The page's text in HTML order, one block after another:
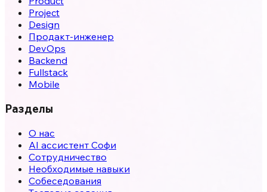
Project
Design
Продакт-инженер
DevOps
Backend
Fullstack
Mobile
Разделы
О нас
AI ассистент Софи
Сотрудничество
Необходимые навыки
Собеседования